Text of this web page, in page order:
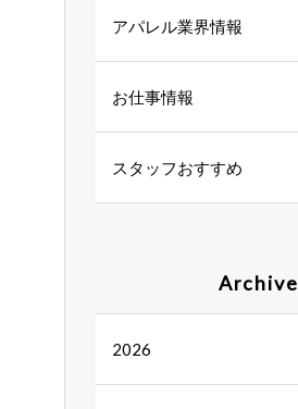
アパレル業界情報
お仕事情報
スタッフおすすめ
Archive
2026